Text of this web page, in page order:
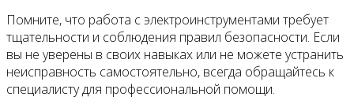
Помните, что работа с электроинструментами требует
тщательности и соблюдения правил безопасности. Если
вы не уверены в своих навыках или не можете устранить
неисправность самостоятельно, всегда обращайтесь к
специалисту для профессиональной помощи.